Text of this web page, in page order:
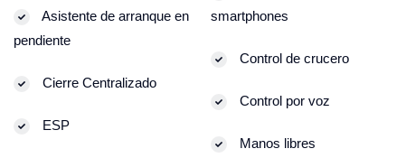
Asistente de arranque en
pendiente
Cierre Centralizado
ESP
smartphones
Control de crucero
Control por voz
Manos libres